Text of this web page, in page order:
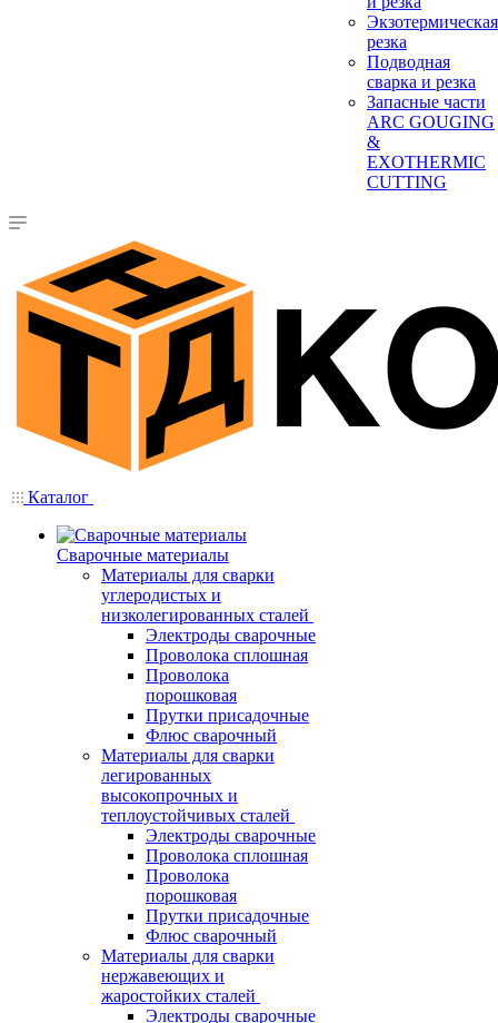
Экзотермическая
резка
Подводная
сварка и резка
Запасные части
ARC GOUGING
&
EXOTHERMIC
CUTTING
Каталог
Сварочные материалы
Материалы для сварки
углеродистых и
низколегированных сталей
Электроды сварочные
Проволока сплошная
Проволока
порошковая
Прутки присадочные
Флюс сварочный
Материалы для сварки
легированных
высокопрочных и
теплоустойчивых сталей
Электроды сварочные
Проволока сплошная
Проволока
порошковая
Прутки присадочные
Флюс сварочный
Материалы для сварки
нержавеющих и
жаростойких сталей
Электроды сварочные